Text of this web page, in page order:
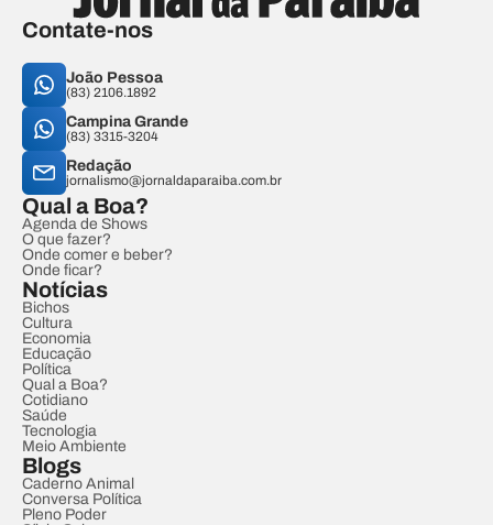
Contate-nos
João Pessoa
(83) 2106.1892
Campina Grande
(83) 3315-3204
Redação
jornalismo@jornaldaparaiba.com.br
Qual a Boa?
Agenda de Shows
O que fazer?
Onde comer e beber?
Onde ficar?
Notícias
Bichos
Cultura
Economia
Educação
Política
Qual a Boa?
Cotidiano
Saúde
Tecnologia
Meio Ambiente
Blogs
Caderno Animal
Conversa Política
Pleno Poder